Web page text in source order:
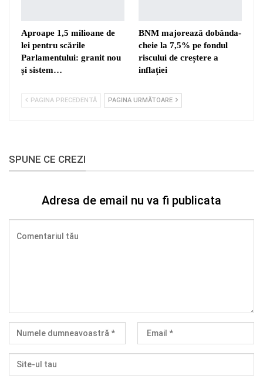
Aproape 1,5 milioane de
lei pentru scările
Parlamentului: granit nou
și sistem…
BNM majorează dobânda-
cheie la 7,5% pe fondul
riscului de creștere a
inflației
PAGINA PRECEDENTĂ PAGINA URMĂTOARE
SPUNE CE CREZI
Adresa de email nu va fi publicata